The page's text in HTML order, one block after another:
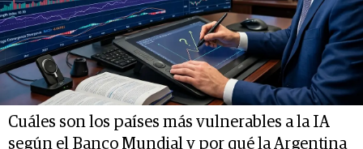
Cuáles son los países más vulnerables a la IA
según el Banco Mundial y por qué la Argentina